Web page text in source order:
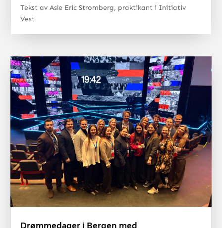
Tekst av Asle Eric Stromberg, praktikant i Initiativ
Vest